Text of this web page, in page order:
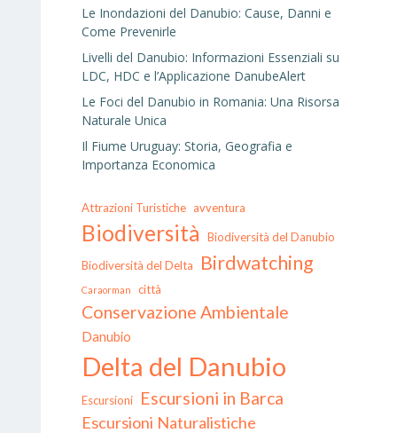
Le Inondazioni del Danubio: Cause, Danni e
Come Prevenirle
Livelli del Danubio: Informazioni Essenziali su
LDC, HDC e l’Applicazione DanubeAlert
Le Foci del Danubio in Romania: Una Risorsa
Naturale Unica
Il Fiume Uruguay: Storia, Geografia e
Importanza Economica
Attrazioni Turistiche avventura
Biodiversità
Biodiversità del Danubio
Biodiversità del Delta
Birdwatching
Caraorman città
Conservazione Ambientale
Danubio
Delta del Danubio
Escursioni Escursioni in Barca
Escursioni Naturalistiche